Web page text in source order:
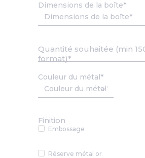
Dimensions de la boîte
Quantité souhaitée (min
format)
Couleur du métal
Finition
Embossage
Réserve métal or